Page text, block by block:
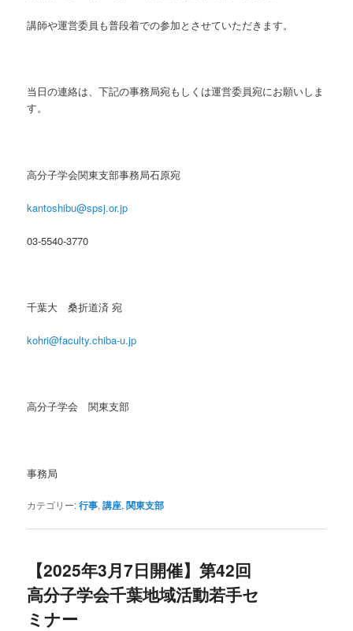
講師や運営委員も普段着での参加とさせていただきます。
当日の連絡は、下記の事務局宛もしくは運営委員宛にお願いしま
す。
高分子学会関東支部事務局石原宛
kantoshibu@spsj.or.jp
03-5540-3770
千葉大 桑折道済 宛
kohri@faculty.chiba-u.jp
高分子学会 関東支部
事務局
カテゴリー:行事,講座,関東支部
【2025年3月7日開催】第42回
高分子学会千葉地域活動若手セ
ミナー